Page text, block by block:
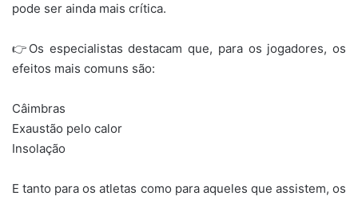
pode ser ainda mais crítica.
👉Os especialistas destacam que, para os jogadores, os
efeitos mais comuns são:
Câimbras
Exaustão pelo calor
Insolação
E tanto para os atletas como para aqueles que assistem, os